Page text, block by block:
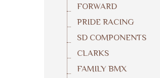
FORWARD
PRIDE RACING
SD COMPONENTS
CLARKS
FAMILY BMX